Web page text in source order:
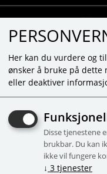
KAN IKKE
Forside
Her kan du vurdere og
ønsker å bruke på dette
eller deaktiver
Disse tjenestene
brukbar. Du kan
ikke vil fungere
↓ 3 tjenester